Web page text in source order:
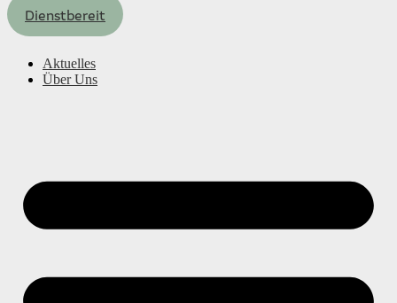
Dienstbereit
Aktuelles
Über Uns